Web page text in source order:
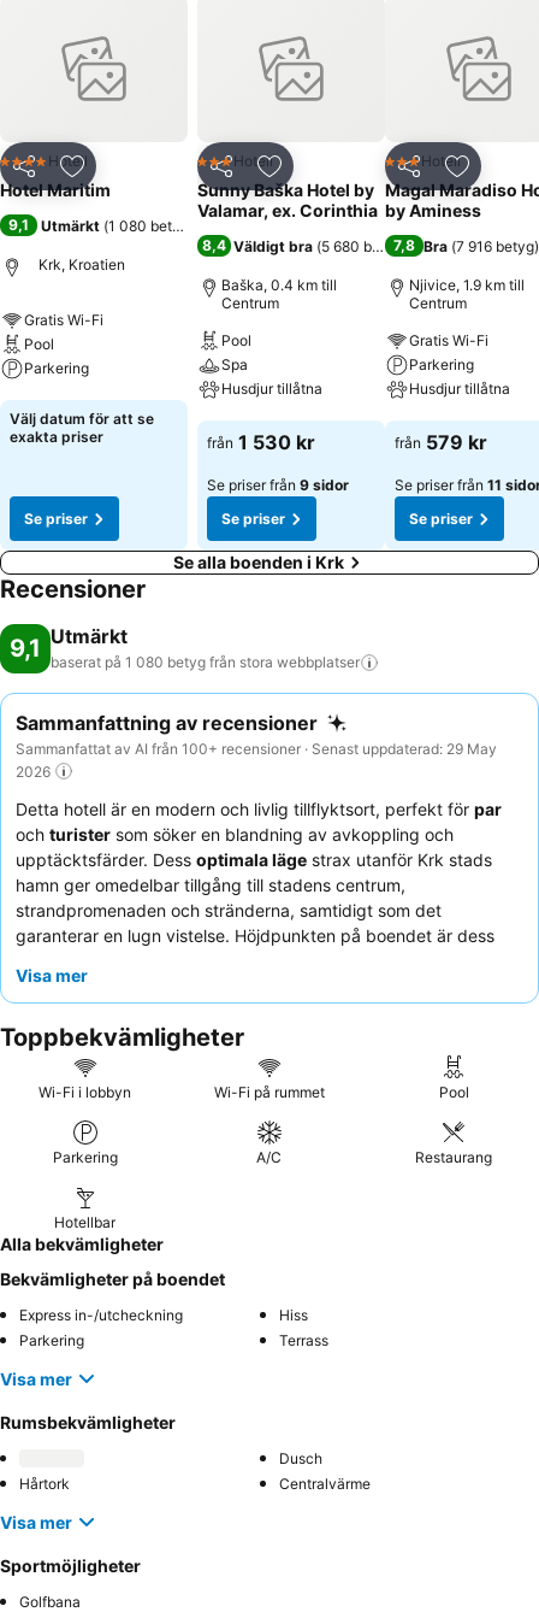
Dela Lägg till i Mina Favoriter
4 StjärnorHotell
Hotel Maritim
9,1 Utmärkt (1 080 betyg
Krk, Kroatien
Gratis Wi-Fi
Pool
Parkering
Se priser
Välj datum för att se
exakta priser
Se priser
Dela Lägg till i Mina Favoriter
3 Stjärnor
Hotell
Sunny Baška Hotel by
Valamar, ex. Corinthia
8,4 Väldigt bra (5 680 betyg)
Baška, 0.4 km till
Centrum
Pool
Spa
Husdjur tillåtna
Se priser
från 1 530 kr
Se priser från 9 sidor
Se priser
Dela Lägg till
3 Stjärnor
Hotell
Magal Maradiso
by Aminess
7,8 Bra (7 916 betyg)
Njivice, 1.9 km till
Centrum
Gratis Wi-Fi
Parkering
Husdjur tillåtna
Se priser
från 579 kr
Se priser från 11
Se priser
Se alla boenden i Krk
Recensioner
9,1 Utmärkt
baserat på 1 080 betyg från stora webbplatser
Sammanfattning av recensioner
Sammanfattat av AI från 100+ recensioner · Senast uppdaterad: 29 May
2026
Detta hotell är en modern och livlig tillflyktsort, perfekt för par
och turister som söker en blandning av avkoppling och
upptäcktsfärder. Dess optimala läge strax utanför Krk stads
hamn ger omedelbar tillgång till stadens centrum,
strandpromenaden och stränderna, samtidigt som det
garanterar en lugn vistelse. Höjdpunkten på boendet är dess
trevlig plats att varva ner på. Gästerna berömmer konsekvent
varieradefrukostenmed ägg tillagade på beställning. För en
förbättrad upplevelse, överväg att boka ett deluxe-rum för
fantastisk utsikt över hamnen.
Visa mer
Toppbekvämligheter
Wi-Fi i lobbyn Wi-Fi på rummet Pool
Parkering A/C Restaurang
Hotellbar
Alla bekvämligheter
Bekvämligheter på boendet
Express in-/utcheckning
Hiss
Parkering
Terrass
Visa mer
Rumsbekvämligheter
Dusch
Hårtork
Centralvärme
Visa mer
Sportmöjligheter
Golfbana